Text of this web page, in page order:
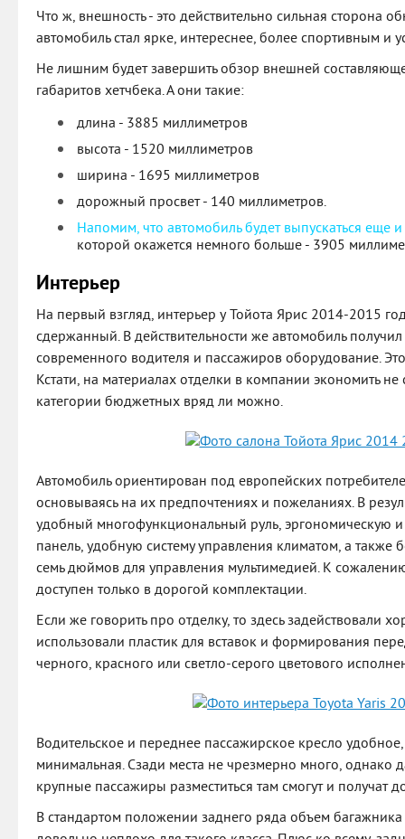
Что ж, внешность - это действительно сильная сторона
автомобиль стал ярке, интереснее, более спортивным и
Не лишним будет завершить обзор внешней
габаритов хетчбека. А они такие:
длина - 3885 миллиметров
высота - 1520 миллиметров
ширина - 1695 миллиметров
дорожный просвет - 140 миллиметров.
Напомим, что автомобиль будет выпускаться еще
которой окажется немного больше - 3905
Интерьер
На первый взгляд, интерьер у Тойота Ярис 2014-2015
сдержанный. В действительности же автомобиль
современного водителя и пассажиров оборудование.
Кстати, на материалах отделки в компании экономить не
категории бюджетных вряд ли можно.
Автомобиль ориентирован под европейских
основываясь на их предпочтениях и пожеланиях. В
удобный многофункциональный руль, эргономическую
панель, удобную систему управления климатом, а
семь дюймов для управления мультимедией. К
доступен только в дорогой комплектации.
Если же говорить про отделку, то здесь задействовали
использовали пластик для вставок и формирования
черного, красного или светло-серого цветового
Водительское и переднее пассажирское кресло
минимальная. Сзади места не чрезмерно много, однако
крупные пассажиры разместиться там смогут и получат
В стандартом положении заднего ряда объем багажника